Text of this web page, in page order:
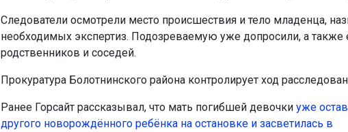
Следователи осмотрели место происшествия и тело младенца,
необходимых экспертиз. Подозреваемую уже допросили, а также
родственников и соседей.
Прокуратура Болотнинского района контролирует ход
Ранее Горсайт рассказывал, что мать погибшей девочки уже
другого новорождённого ребёнка на остановке и засветилась в